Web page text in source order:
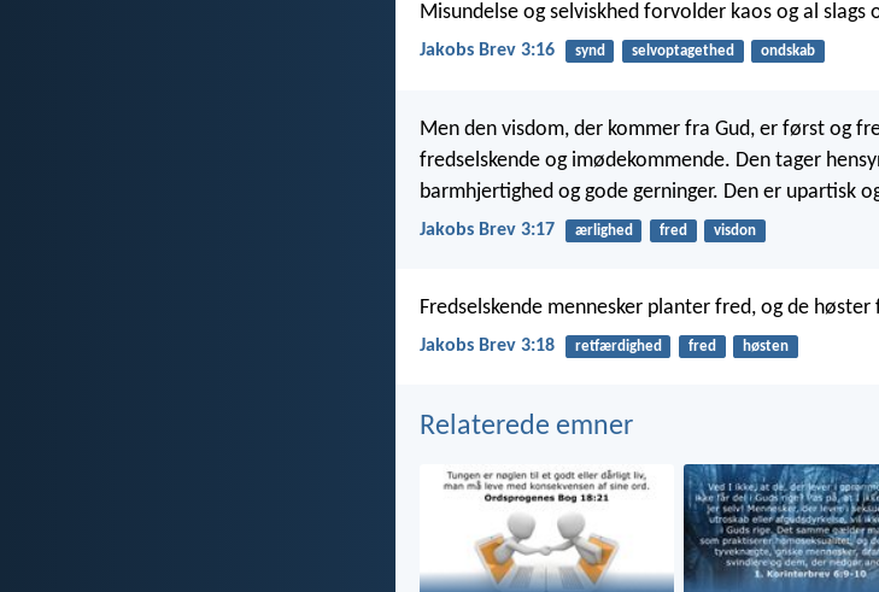
Misundelse og selviskhed forvolder kaos og al slags
Jakobs Brev 3:16 synd selvoptagethed ondskab
Men den visdom, der kommer fra Gud, er først og
fredselskende og imødekommende. Den tager
barmhjertighed og gode gerninger. Den er upartisk
Jakobs Brev 3:17 ærlighed fred visdon
Fredselskende mennesker planter fred, og de
Jakobs Brev 3:18 retfærdighed fred høsten
Relaterede emner